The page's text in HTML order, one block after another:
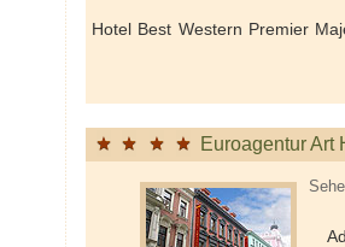
Hotel Best Western Premier
Euroagentur Art